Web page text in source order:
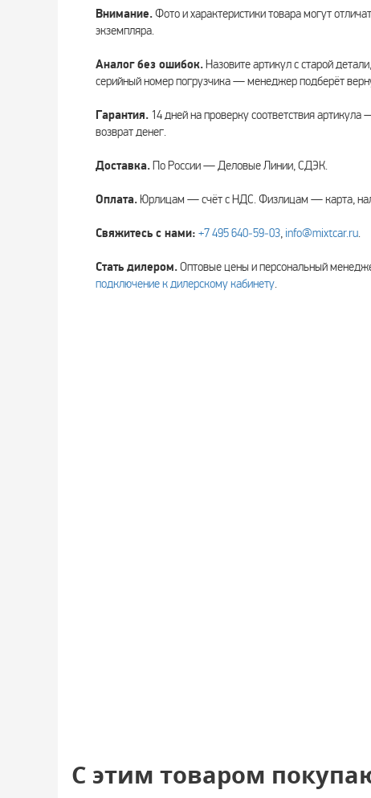
Внимание.Фото и характеристики товара могут
экземпляра.
Аналог без ошибок.Назовите артикул с старой
серийный номер погрузчика — менеджер подберёт
Гарантия. 14 дней на проверку соответствия
возврат денег.
Доставка.По России — Деловые Линии, СДЭК.
Оплата. Юрлицам — счёт с НДС. Физлицам — карта,
Свяжитесь с нами: +7 495 640‑59‑03, info@mixtcar.ru.
Стать дилером.Оптовые цены и персональный
подключение к дилерскому кабинету.
С этим товаром